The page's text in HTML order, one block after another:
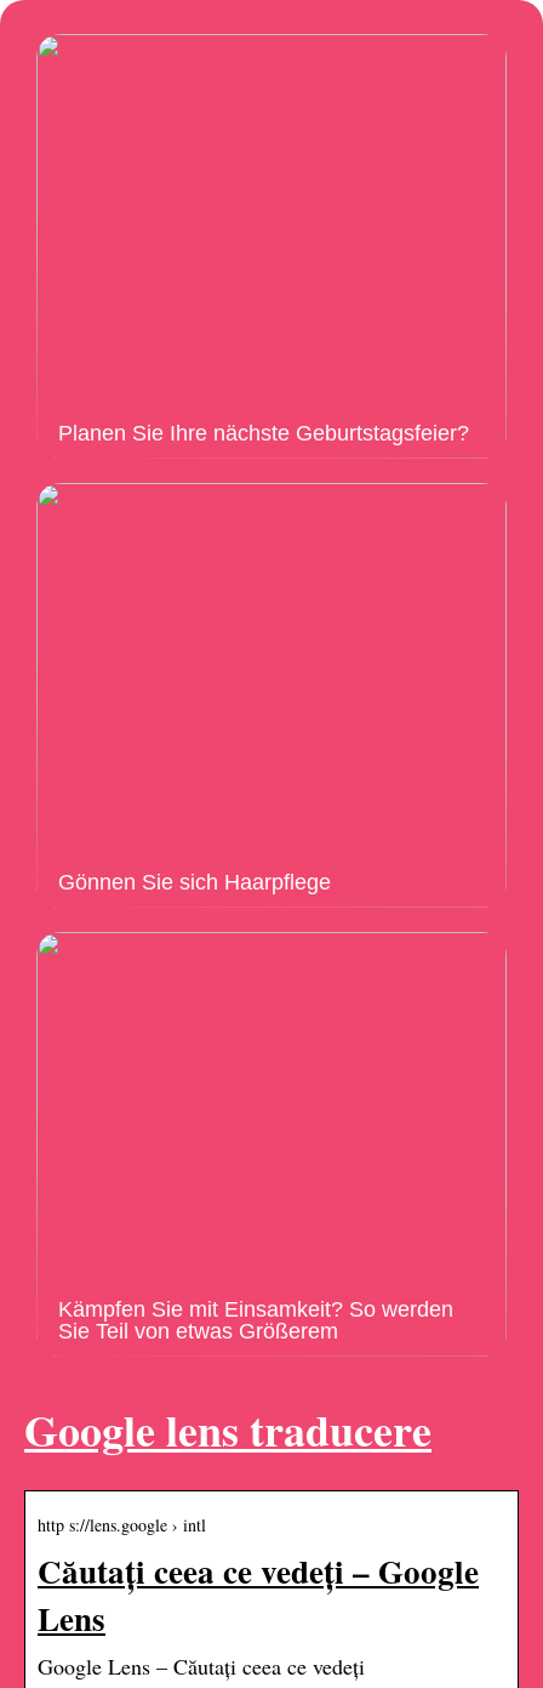
Planen Sie Ihre nächste Geburtstagsfeier?
Gönnen Sie sich Haarpflege
Kämpfen Sie mit Einsamkeit? So werden
Sie Teil von etwas Größerem
Google lens traducere
http s://lens.google › intl
Căutați ceea ce vedeți – Google
Lens
Google Lens – Căutați ceea ce vedeți